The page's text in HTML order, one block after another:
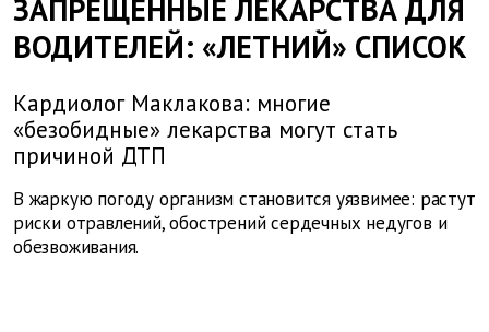
ЗАПРЕЩЕННЫЕ ЛЕКАРСТВА ДЛЯ
ВОДИТЕЛЕЙ: «ЛЕТНИЙ» СПИСОК
Кардиолог Маклакова: многие
«безобидные» лекарства могут стать
причиной ДТП
В жаркую погоду организм становится уязвимее: растут
риски отравлений, обострений сердечных недугов и
обезвоживания.